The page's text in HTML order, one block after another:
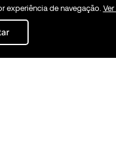
experiência de navegação.